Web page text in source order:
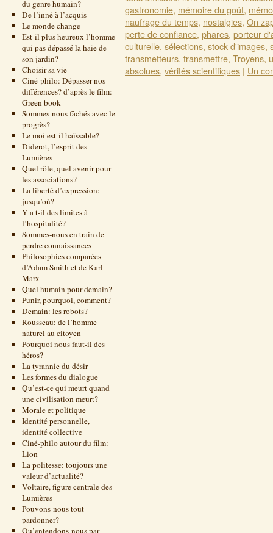
du genre humain?
De l’inné à l’acquis
Le monde change
Est-il plus heureux l’homme
qui pas dépassé la haie de
son jardin?
Choisir sa vie
Ciné-philo: Dépasser nos
différences? d’après le film:
Green book
Sommes-nous fâchés avec le
progrès?
Le moi est-il haïssable?
Diderot, l’esprit des
Lumières
Quel rôle, quel avenir pour
les associations?
La liberté d’expression:
jusqu’où?
Y a t-il des limites à
l’hospitalité?
Sommes-nous en train de
perdre connaissances
Philosophies comparées
d’Adam Smith et de Karl
Marx
Quel humain pour demain?
Punir, pourquoi, comment?
Demain: les robots?
Rousseau: de l’homme
naturel au citoyen
Pourquoi nous faut-il des
héros?
La tyrannie du désir
Les formes du dialogue
Qu’est-ce qui meurt quand
une civilisation meurt?
Morale et politique
Identité personnelle,
identité collective
Ciné-philo autour du film:
Lion
La politesse: toujours une
valeur d’actualité?
Voltaire, figure centrale des
Lumières
Pouvons-nous tout
pardonner?
Qu’entendons-nous par
gastronomie, mémoire du goût,
naufrage du temps, nostalgies, On
perte de confiance, phares, porteur
culturelle, sélections, stock d'images,
transmetteurs, transmettre, Troyens,
absolues, vérités scientifiques | Un